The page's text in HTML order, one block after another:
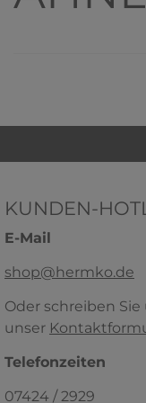
Eingriff mit
100% Bio-Baumwolle
Muskelshirt
Bio-
KUNDEN-
E-Mail
shop@hermko.de
Oder schreiben
unser
Telefonzeiten
07424 / 2929